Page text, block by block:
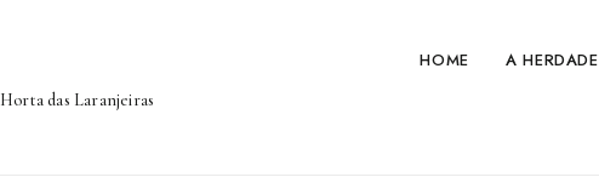
Horta das Laranjeiras
HOME A HERDADE